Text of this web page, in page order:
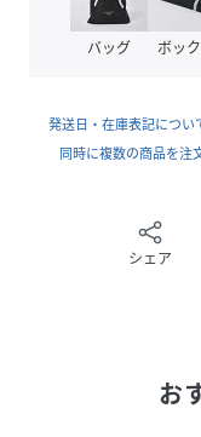
■ケア方法
※光の当たり具合や
※商品の色味は商品
カジュアルからスラ
バッグ ボッ
発送日・在庫表記につい
同時に複数の商品を注
シェア
お